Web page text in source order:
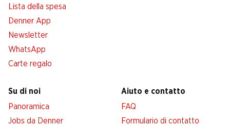
Lista della spesa
Denner App
Newsletter
WhatsApp
Carte regalo
Su di noi
Panoramica
Jobs da Denner
Aiuto e contatto
FAQ
Formulario di contatto